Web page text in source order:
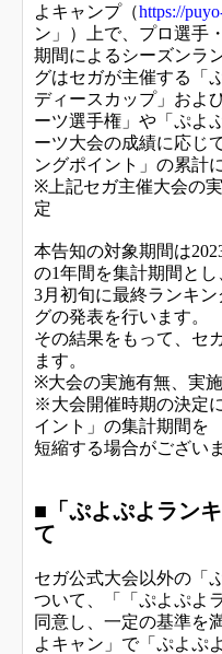
よキャンプ（https://
ン」）上で、プロ選手
期間によるシーズンラ
グはセガが主催する「
ディースカップ」およ
ーツ選手権」や「ぷよ
ーツ大会の成績に応じ
ングポイント」の累計
※上記セガ主催大会の
定
本告知の対象期間は
の1年間を集計期間とし
3月初旬に最終ランキ
グの発表を行います。
その結果をもって、セ
ます。
※大会の実施有無、実
※大会開催時期の決定
イント」の集計期間を
短縮する場合がございま
■「ぷよぷよラン
て
セガ公式大会以外の「
ついて、「「ぷよぷよ
同意し、一定の基準を
よキャン」で「ぷよぷ